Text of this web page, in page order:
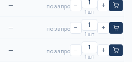
— по запросу−
1 шт
+
— по запросу−
1 шт
+
— по запросу−
1 шт
+